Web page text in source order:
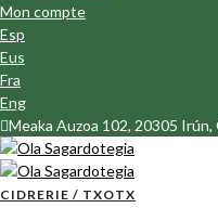
Mon compte
Esp
Eus
Fra
Eng
Meaka Auzoa 102, 20305 Irún,
CIDRERIE / TXOTX